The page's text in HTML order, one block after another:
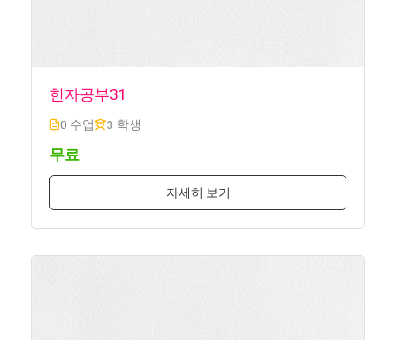
한자공부31
0 수업 3 학생
무료
자세히 보기